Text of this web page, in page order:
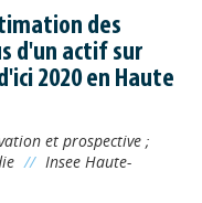
des
d'un actif sur
2020 en Haute
et prospective ;
// Insee Haute-